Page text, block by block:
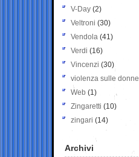
V-Day (2)
Veltroni (30)
Vendola (41)
Verdi (16)
Vincenzi (30)
violenza sulle donne
Web (1)
Zingaretti (10)
zingari (14)
Archivi